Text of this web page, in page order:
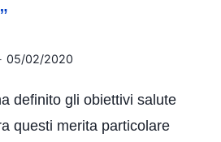
05/02/2020
definito gli obiettivi salute
questi merita particolare